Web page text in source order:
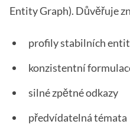
Entity Graph). Důvěřuje
profily stabilních entit
konzistentní
silné zpětné odkazy
předvídatelná témata